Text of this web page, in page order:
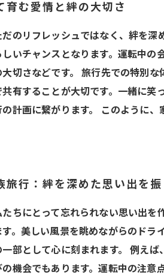
育む愛情と絆の大切さ
のリフレッシュではなく、絆を
いチャンスとなります。運転中
大切さなどです。 旅行先での特別
有することが大切です。一緒に
計画に繋がります。 このように
旅行：絆を深めた思い出を振
ちにとって忘れられない思い出を
。美しい風景を眺めながらのド
部として心に刻まれます。 例え
機会でもあります。運転中の注